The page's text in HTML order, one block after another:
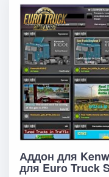
Аддон для
для Euro Truck